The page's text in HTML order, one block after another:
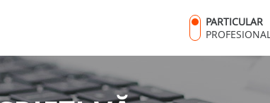
PARTICULAR
PROFESIONAL